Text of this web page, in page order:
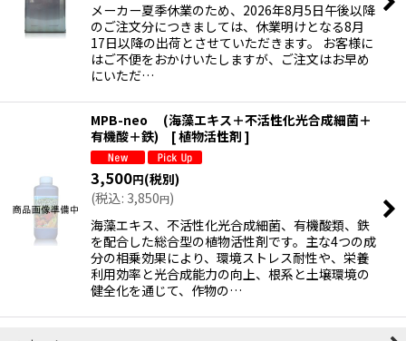
メーカー夏季休業のため、2026年8月5日午後以降
のご注文分につきましては、休業明けとなる8月
17日以降の出荷とさせていただきます。 お客様に
はご不便をおかけいたしますが、ご注文はお早め
にいただ…
MPB-neo (海藻エキス＋不活性化光合成細菌＋
有機酸＋鉄) [ 植物活性剤 ]
3,500円(税別)
(税込: 3,850円)
海藻エキス、不活性化光合成細菌、有機酸類、鉄
を配合した総合型の植物活性剤です。主な4つの成
分の相乗効果により、環境ストレス耐性や、栄養
利用効率と光合成能力の向上、根系と土壌環境の
健全化を通じて、作物の…